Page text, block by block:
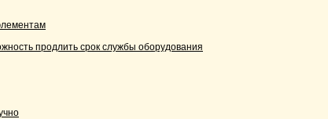
продлить срок службы оборудования